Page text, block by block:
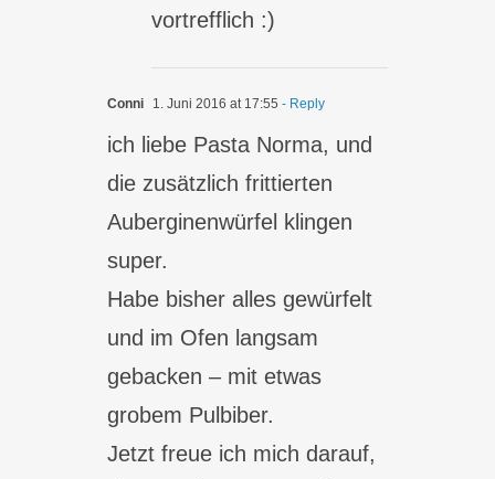
vortrefflich :)
Conni 1. Juni 2016 at 17:55 - Reply
ich liebe Pasta Norma, und
die zusätzlich frittierten
Auberginenwürfel klingen
super.
Habe bisher alles gewürfelt
und im Ofen langsam
gebacken – mit etwas
grobem Pulbiber.
Jetzt freue ich mich darauf,